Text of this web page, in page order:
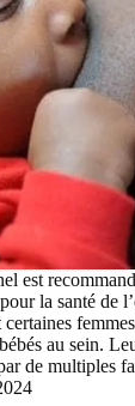
est
la santé de
au sein.
de multiples